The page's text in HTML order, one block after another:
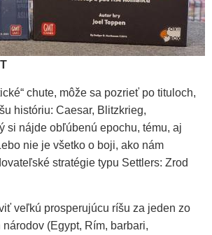
chute, môže sa pozrieť po tituloch,
históriu: Caesar, Blitzkrieg,
si nájde obľúbenú epochu, tému, aj
nie je všetko o boji, ako nám
stratégie typu Settlers: Zrod
veľkú prosperujúcu ríšu za jeden zo
(Egypt, Rím, barbari,